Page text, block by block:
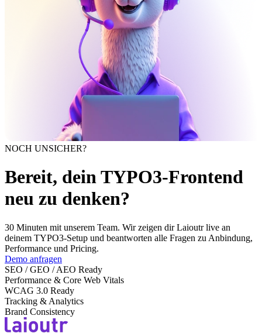
NOCH UNSICHER?
Bereit, dein TYPO3-Frontend
neu zu denken?
30 Minuten mit unserem Team. Wir zeigen dir Laioutr live an
deinem TYPO3-Setup und beantworten alle Fragen zu Anbindung,
Performance und Pricing.
Demo anfragen
SEO / GEO / AEO Ready
Performance & Core Web Vitals
WCAG 3.0 Ready
Tracking & Analytics
Brand Consistency